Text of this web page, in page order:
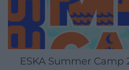
ESKA Summer Camp